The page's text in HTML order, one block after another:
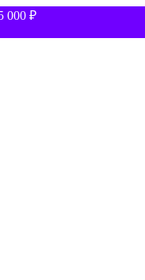
000 ₽